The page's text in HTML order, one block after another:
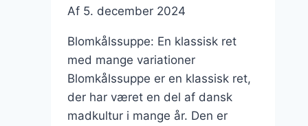
Af 5. december 2024
Blomkålssuppe: En klassisk ret
med mange variationer
Blomkålssuppe er en klassisk ret,
der har været en del af dansk
madkultur i mange år. Den er